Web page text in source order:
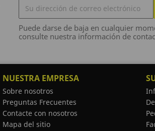
Puede darse de baja en cualquier
consulte nuestra información de
NUESTRA EMPRESA
Sobre nosotros
Preguntas Frecuentes
Contacte con nosotros
Mapa del sitio